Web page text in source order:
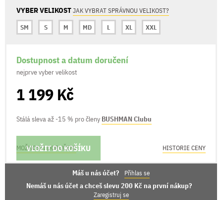
VYBER VELIKOSTJAK VYBRAT SPRÁVNOU VELIKOST?
SM
S M MD L XL XXL
Dostupnost a datum doručení
nejprve vyber velikost
1 199 Kč
Stálá sleva až -15 % pro členy BUSHMAN Clubu
VLOŽIT DO KOŠÍKU
MOŽNOSTI DORUČENÍ HISTORIE CENY
Máš u nás účet? Přihlas se
Nemáš u nás účet a chceš slevu 200 Kč na první nákup?
Zaregistruj se